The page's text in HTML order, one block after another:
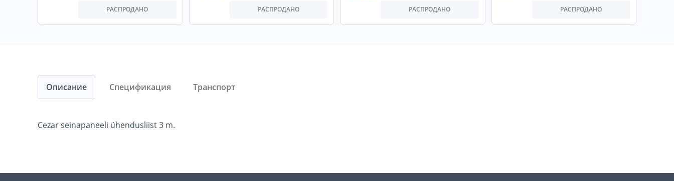
РАСПРОДАНО РАСПРОДАНО РАСПРОДАНО РАСПРОДАНО
Описание
Cezar seinapaneeli ühendusliist 3 m.
Спецификация Транспорт